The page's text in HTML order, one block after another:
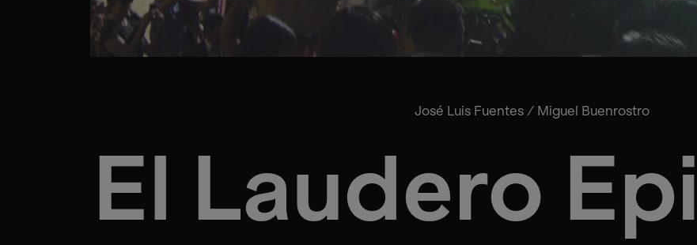
José Luis Fuentes/ Miguel Buenrostro
El Laudero